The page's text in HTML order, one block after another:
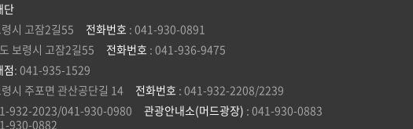
단
시 고잠2길55 전화번호 : 041-930-0891
보령시 고잠2길55 전화번호 : 041-936-9475
: 041-935-1529
시 주포면 관산공단길 14 전화번호 : 041-932-2208/2239
932-2023/041-930-0980 관광안내소(머드광장) : 041-930-0883
930-0882